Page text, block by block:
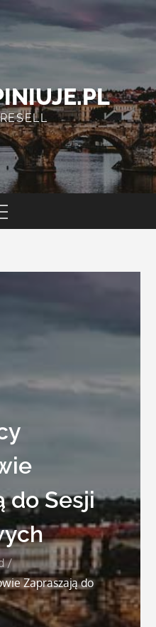
do Sesji
Zapraszają do